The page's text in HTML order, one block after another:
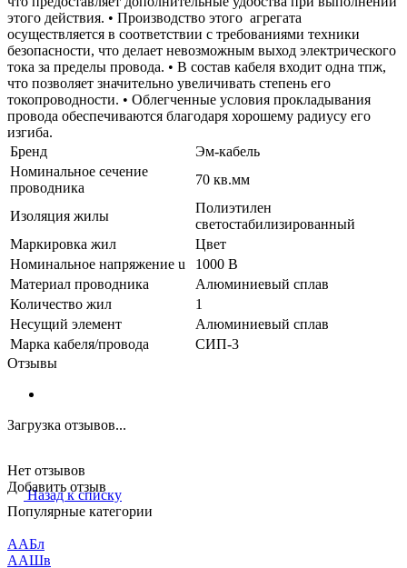
этого действия. • Производство этого агрегата
осуществляется в соответствии с требованиями техники
безопасности, что делает невозможным выход электрического
тока за пределы провода. • В состав кабеля входит одна тпж,
что позволяет значительно увеличивать степень его
токопроводности. • Облегченные условия прокладывания
провода обеспечиваются благодаря хорошему радиусу его
изгиба.
Бренд
Эм-кабель
Номинальное сечение
проводника
70 кв.мм
Изоляция жилы
Полиэтилен
светостабилизированный
Маркировка жил
Цвет
Номинальное напряжение u
1000 В
Материал проводника
Алюминиевый сплав
Количество жил
1
Несущий элемент
Алюминиевый сплав
Марка кабеля/провода
СИП-3
Отзывы
Загрузка отзывов...
Нет отзывов
Добавить отзыв
Назад к списку
Популярные категории
ААБл
ААШв